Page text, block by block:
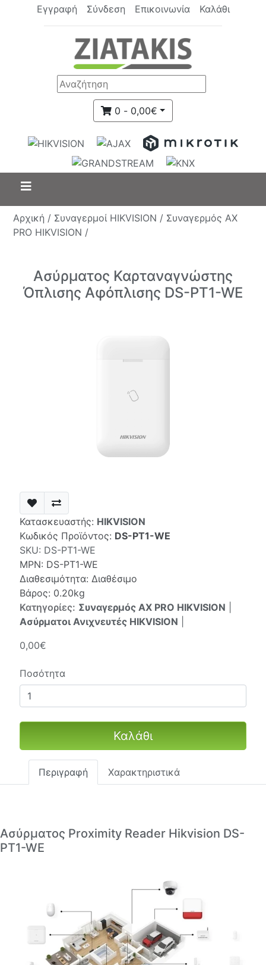
Εγγραφή Σύνδεση Επικοινωνία Καλάθι
0 - 0,00€
Αρχική / Συναγερμοί HIKVISION / Συναγερμός AX
PRO HIKVISION /
Ασύρματος Καρταναγνώστης
Όπλισης Αφόπλισης DS-PT1-WE
Κατασκευαστής: HIKVISION
Κωδικός Προϊόντος: DS-PT1-WE
SKU: DS-PT1-WE
MPN: DS-PT1-WE
Διαθεσιμότητα: Διαθέσιμο
Βάρος: 0.20kg
Κατηγορίες: Συναγερμός AX PRO HIKVISION
Ασύρματοι Ανιχνευτές HIKVISION
0,00€
Ποσότητα
Καλάθι
Περιγραφή Χαρακτηριστικά
Ασύρματος Proximity Reader Hikvision DS-
PT1-WE